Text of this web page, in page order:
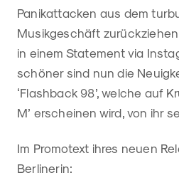
Panikattacken aus dem
Musikgeschäft
in einem Statement via
schöner sind nun die
‘Flashback 98’, welche auf
M’ erscheinen wird, von ihr
Im Promotext ihres neuen
Berlinerin: